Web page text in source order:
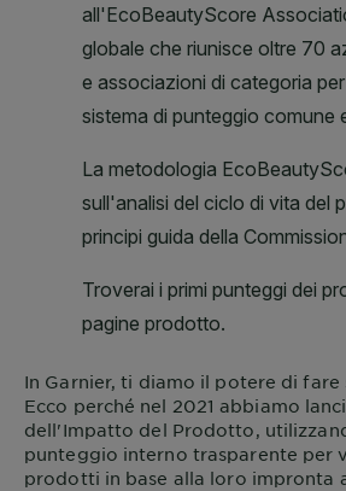
In Garnier, ti diamo il potere di fare
Ecco perché nel 2021 abbiamo
dell'Impatto del Prodotto,
punteggio interno trasparente per
prodotti in base alla loro impronta